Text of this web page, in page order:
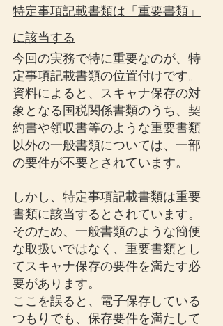
特定事項記載書類は「重要書類」
に該当する
今回の実務で特に重要なのが、特
定事項記載書類の位置付けです。
資料によると、スキャナ保存の対
象となる国税関係書類のうち、契
約書や領収書等のような重要書類
以外の一般書類については、一部
の要件が不要とされています。
しかし、特定事項記載書類は重要
書類に該当するとされています。
そのため、一般書類のような簡便
な取扱いではなく、重要書類とし
てスキャナ保存の要件を満たす必
要があります。
ここを誤ると、電子保存している
つもりでも、保存要件を満たして